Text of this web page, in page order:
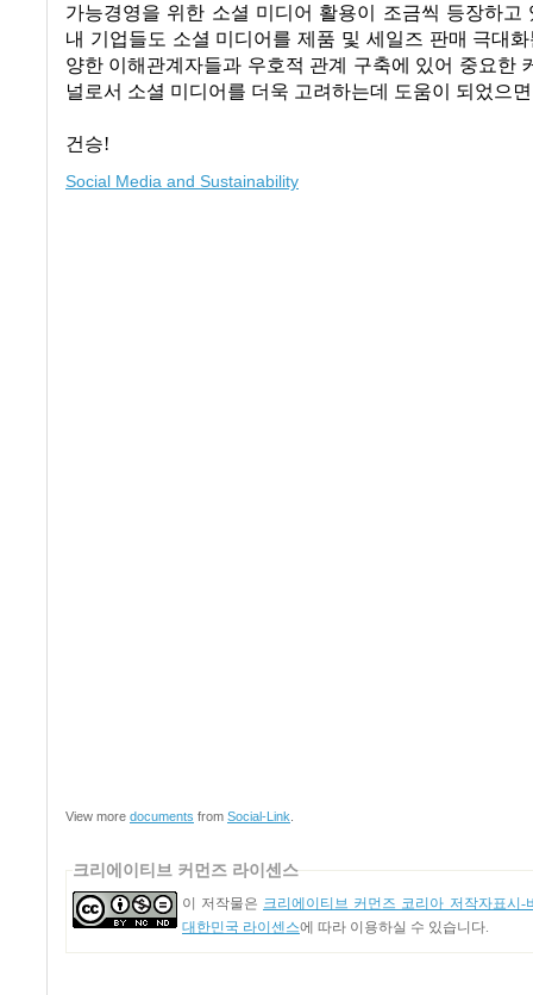
가능경영을 위한 소셜 미디어 활용이 조금씩 등장하고
내 기업들도 소셜 미디어를 제품 및 세일즈 판매 극대
양한 이해관계자들과 우호적 관계 구축에 있어 중요한
널로서 소셜 미디어를 더욱 고려하는데 도움이 되었으
건승!
Social Media and Sustainability
View more documents from Social-Link
크리에이티브 커먼즈 라이센스
이 저작물은 크리에이티브 커먼즈 코리아 저작자표시-
대한민국 라이센스에 따라 이용하실 수 있습니다.